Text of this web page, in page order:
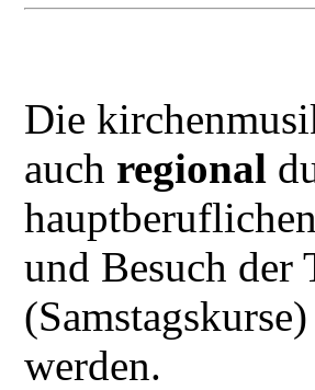
Die
auch regional
und Besuch der
werden.